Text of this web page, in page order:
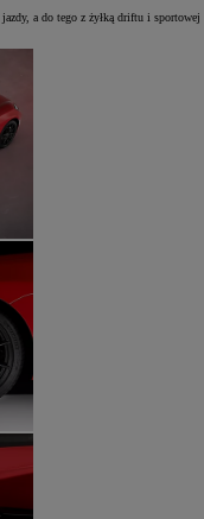
a do tego z żyłką driftu i sportowej